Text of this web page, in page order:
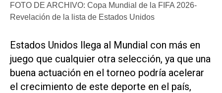
FOTO DE ARCHIVO: Copa Mundial de la FIFA 2026-
Revelación de la lista de Estados Unidos
Estados Unidos llega al Mundial con más en
juego que cualquier otra selección, ya que una
buena actuación en ‌el torneo podría acelerar
‌el crecimiento de este deporte en el país,